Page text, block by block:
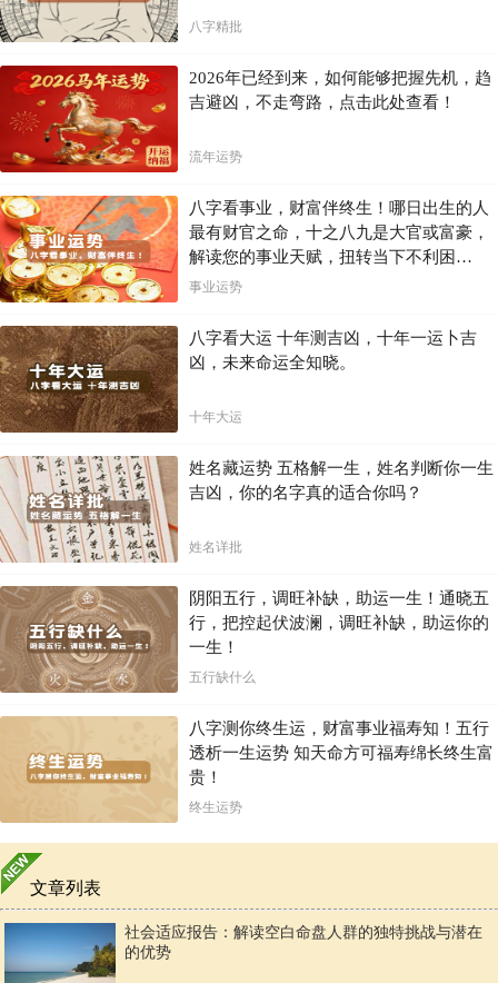
八字合婚的建议
对于想要了解自身和伴侣的潜在合婚情况的人士，建议结合八字合婚结
果，积极沟通，了解彼此需求和个性。尊重差异，包容彼此，才能在婚
姻道路中携手前行。记住合婚仅仅是参考，最终的幸福需要双方共同努
力去创造。
八字合婚作为一种预测姻缘的方式，可以帮助人们更好地了解彼此的命
运，增进理解，更有效地构建和谐美满的姻缘关系。但这仅仅是一个参
考，良好的沟通与相处，才是建立幸福婚姻的关键。
请谨记，八字合婚的结果仅供参考，最终的幸福取决于双方的努力和经
营。
八字精批
2026年已经到来，如何能够把握先机，趋
吉避凶，不走弯路，点击此处查看！
流年运势
八字看事业，财富伴终生！哪日出生的人
最有财官之命，十之八九是大官或富豪，
解读您的事业天赋，扭转当下不利困
局！！
事业运势
八字看大运 十年测吉凶，十年一运卜吉
凶，未来命运全知晓。
十年大运
姓名藏运势 五格解一生，姓名判断你一生
吉凶，你的名字真的适合你吗？
姓名详批
阴阳五行，调旺补缺，助运一生！通晓五
行，把控起伏波澜，调旺补缺，助运你的
一生！
五行缺什么
八字测你终生运，财富事业福寿知！五行
透析一生运势 知天命方可福寿绵长终生富
贵！
终生运势
文章列表
社会适应报告：解读空白命盘人群的独特挑战与潜在
的优势